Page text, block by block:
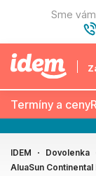
Sme
Termíny a ceny
IDEM Dovolenka
AluaSun Continental